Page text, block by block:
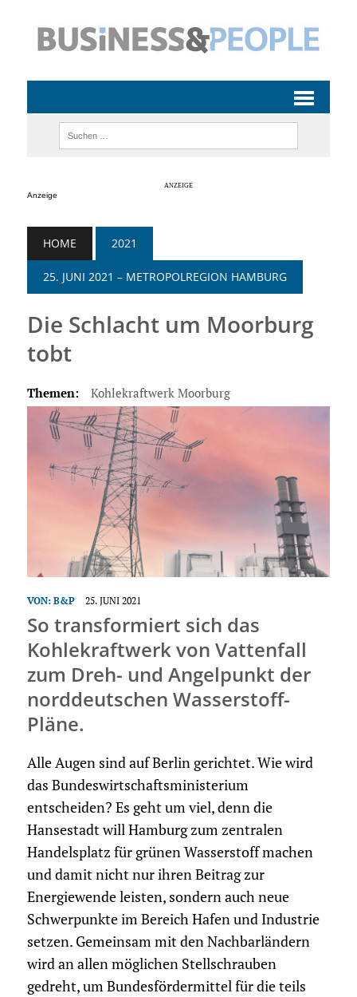
Anzeige
HOME 2021
25. JUNI 2021 – METROPOLREGION HAMBURG
Die Schlacht um Moorburg
tobt
Themen: Kohlekraftwerk Moorburg
VON: B&P 25. JUNI 2021
So transformiert sich das
Kohlekraftwerk von Vattenfall
zum Dreh- und Angelpunkt der
norddeutschen Wasserstoff-
Pläne.
Alle Augen sind auf Berlin gerichtet. Wie wird
das Bundeswirtschaftsministerium
entscheiden? Es geht um viel, denn die
Hansestadt will Hamburg zum zentralen
Handelsplatz für grünen Wasserstoff machen
und damit nicht nur ihren Beitrag zur
Energiewende leisten, sondern auch neue
Schwerpunkte im Bereich Hafen und Industrie
setzen. Gemeinsam mit den Nachbarländern
wird an allen möglichen Stellschrauben
gedreht, um Bundesfördermittel für die teils